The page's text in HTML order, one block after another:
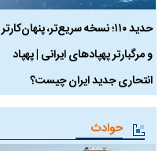
حدید ۱۱۰؛ نسخه سریع‌تر، پنهان‌کارتر
و مرگبارتر پهپادهای ایرانی | پهپاد
انتحاری جدید ایران چیست؟
حوادث